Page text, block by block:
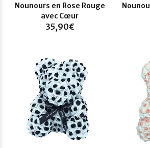
Nounours en Rose Rouge
avec Cœur
35,90€